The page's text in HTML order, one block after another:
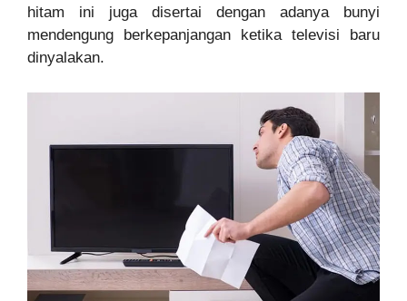
hitam ini juga disertai dengan adanya bunyi
mendengung berkepanjangan ketika televisi baru
dinyalakan.